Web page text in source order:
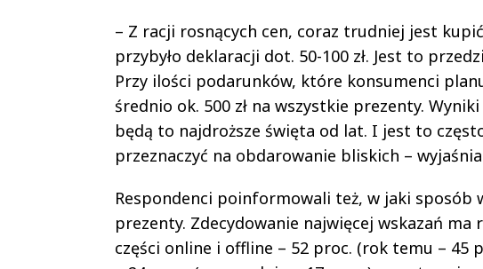
– Z racji rosnących cen, coraz trudniej jest
przybyło deklaracji dot. 50-100 zł. Jest to
Przy ilości podarunków, które konsumenci
średnio ok. 500 zł na wszystkie prezenty.
będą to najdroższe święta od lat. I jest to
przeznaczyć na obdarowanie bliskich –
Respondenci poinformowali też, w jaki
prezenty. Zdecydowanie najwięcej wskazań
części online i offline – 52 proc. (rok temu –